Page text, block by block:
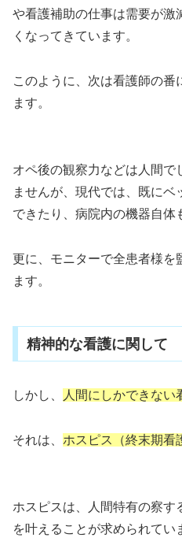
や看護補助の仕事は需要が激
くなってきています。
このように、次は看護師の
ます。
オペ後の観察力などは人間
ませんが、現代では、既に
できたり、病院内の機器自体
更に、モニターで全患者様を
ます。
精神的な看護に関して
しかし、 人間にしかできない
それは、 ホスピス（終末期看
ホスピスは、人間特有の察す
を叶えることが求められてい